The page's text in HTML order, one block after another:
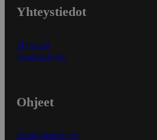
Yhteystiedot
Myymälät
Asiakaspalvelu
Ohjeet
Ensitilaajan ohjeet